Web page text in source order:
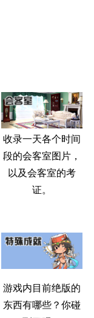
收录一天各个时间
段的会客室图片，
以及会客室的考
证。
游戏内目前绝版的
东西有哪些？你碰